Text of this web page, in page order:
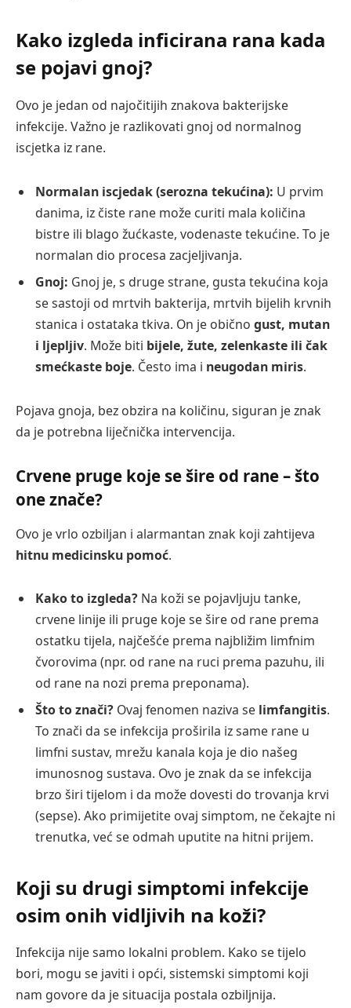
Kako izgleda inficirana rana kada
se pojavi gnoj?
Ovo je jedan od najočitijih znakova bakterijske
infekcije. Važno je razlikovati gnoj od normalnog
iscjetka iz rane.
Normalan iscjedak (serozna tekućina): U prvim
danima, iz čiste rane može curiti mala količina
bistre ili blago žućkaste, vodenaste tekućine. To je
normalan dio procesa zacjeljivanja.
Gnoj: Gnoj je, s druge strane, gusta tekućina koja
se sastoji od mrtvih bakterija, mrtvih bijelih krvnih
stanica i ostataka tkiva. On je obično gust, mutan
i ljepljiv. Može biti bijele, žute, zelenkaste ili čak
smećkaste boje. Često ima i neugodan miris.
Pojava gnoja, bez obzira na količinu, siguran je znak
da je potrebna liječnička intervencija.
Crvene pruge koje se šire od rane – što
one znače?
Ovo je vrlo ozbiljan i alarmantan znak koji zahtijeva
hitnu medicinsku pomoć.
Kako to izgleda? Na koži se pojavljuju tanke,
crvene linije ili pruge koje se šire od rane prema
ostatku tijela, najčešće prema najbližim limfnim
čvorovima (npr. od rane na ruci prema pazuhu, ili
od rane na nozi prema preponama).
Što to znači? Ovaj fenomen naziva se limfangitis.
To znači da se infekcija proširila iz same rane u
limfni sustav, mrežu kanala koja je dio našeg
imunosnog sustava. Ovo je znak da se infekcija
brzo širi tijelom i da može dovesti do trovanja krvi
(sepse). Ako primijetite ovaj simptom, ne čekajte ni
trenutka, već se odmah uputite na hitni prijem.
Koji su drugi simptomi infekcije
osim onih vidljivih na koži?
Infekcija nije samo lokalni problem. Kako se tijelo
bori, mogu se javiti i opći, sistemski simptomi koji
nam govore da je situacija postala ozbiljnija.